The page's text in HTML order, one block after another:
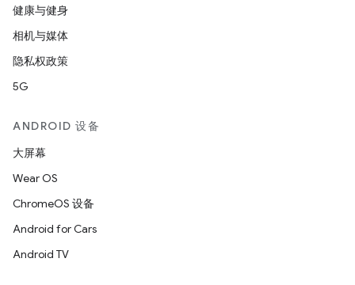
健康与健身
相机与媒体
隐私权政策
5G
ANDROID 设备
大屏幕
Wear OS
ChromeOS 设备
Android for Cars
Android TV